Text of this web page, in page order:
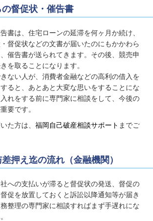
督促状・催告書
書は、住宅ローンの延滞を何ヶ月か続け、
督促状などの文書が届いたのにもかかわら
催告書が送られてきます。その後、競売申
を取ることになります。
ない人が、消費者金融などの高利の借入を
ると、あとあと大変な思いをすることにな
れをする前に専門家に相談をして、今後の
要です。
た方は、 福岡自己破産相談サポート までご
押え迄の流れ（金融機関）
への支払いが滞ると督促状の発送、督促の
促を放置しておくと訴訟以降通知等が届き
整理の専門家に相談すればまず手遅れにな